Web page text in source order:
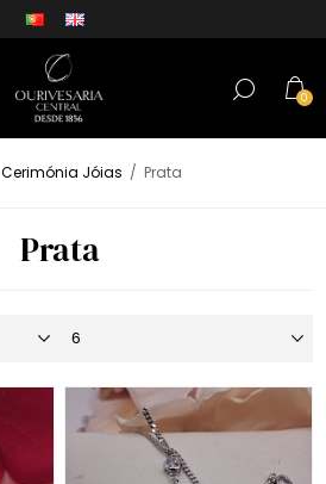
0
Cerimónia Jóias / Prata
Prata